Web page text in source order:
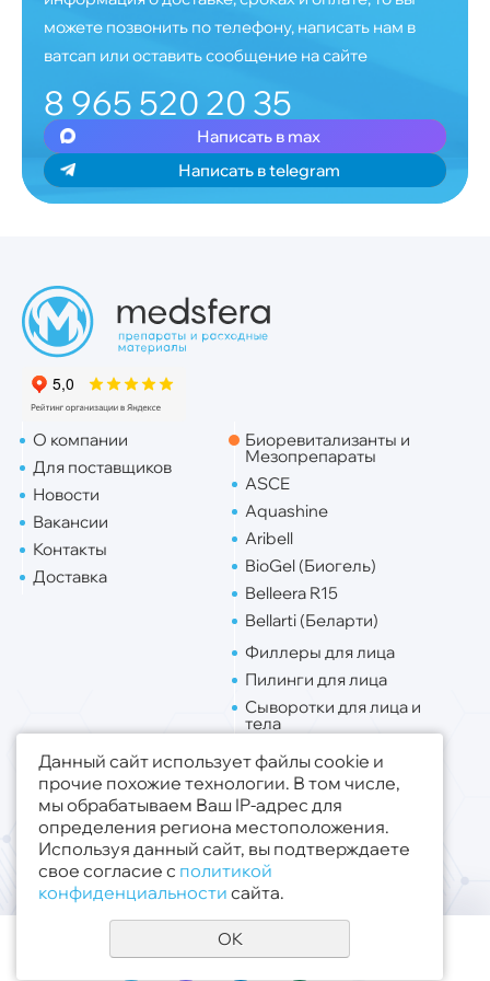
можете позвонить по телефону, написать нам в
ватсап или оставить сообщение на сайте
8 965 520 20 35
Написать в max
Написать в telegram
О компании
Для поставщиков
Новости
Вакансии
Контакты
Доставка
Биоревитализанты и
Мезопрепараты
ASCE
Aquashine
Aribell
BioGel (Биогель)
Belleera R15
Bellarti (Беларти)
Филлеры для лица
Пилинги для лица
Сыворотки для лица и
тела
Липо. для лица
Липо. для тела
Публичная оферта
Политика конфиденциальности
© 2019 - 2026 ООО «Медсфера Трейд»
Все права защищены
Данный сайт использует файлы cookie и
прочие похожие технологии. В том числе,
мы обрабатываем Ваш IP-адрес для
определения региона местоположения.
Используя данный сайт, вы подтверждаете
свое согласие с политикой
конфиденциальности сайта.
OK